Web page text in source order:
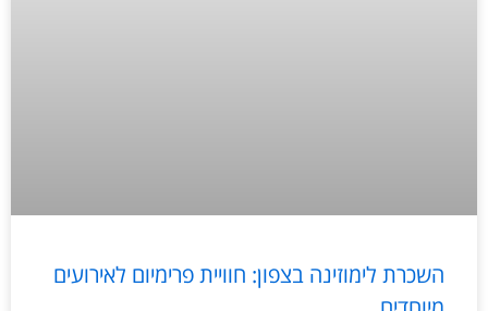
השכרת לימוזינה בצפון: חוויית פרימיום לאירועים